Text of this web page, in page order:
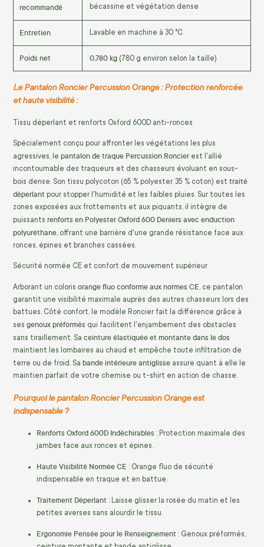
recommandé
bécassine et végétation dense
Entretien Lavable en machine à 30 °C
Poids net 0,780 kg (780 g environ selon la taille)
Le Pantalon Roncier Percussion Orange : Protection renforcée
et haute visibilité :
Tissu déperlant et renforts Oxford 600D anti-ronces
Spécialement conçu pour affronter les végétations les plus
agressives, le pantalon de traque Percussion Roncier est l'allié
incontournable des traqueurs et des chasseurs évoluant en sous-
bois dense. Son tissu polycoton (65 % polyester, 35 % coton) est traité
déperlant pour stopper l'humidité et les faibles pluies. Sur toutes les
zones exposées aux frottements et aux piquants, il intègre de
puissants renforts en Polyester Oxford 600 Deniers avec enduction
polyuréthane , offrant une barrière d'une grande résistance face aux
ronces, épines et branches cassées.
Sécurité normée CE et confort de mouvement supérieur
Arborant un coloris orange fluo conforme aux normes CE , ce pantalon
garantit une visibilité maximale auprès des autres chasseurs lors des
battues. Côté confort, le modèle Roncier fait la différence grâce à
ses genoux préformés qui facilitent l'enjambement des obstacles
sans tiraillement. Sa ceinture élastiquée et montante dans le dos
maintient les lombaires au chaud et empêche toute infiltration de
terre ou de froid. Sa bande intérieure antiglisse assure quant à elle le
maintien parfait de votre chemise ou t-shirt en action de chasse.
Pourquoi le pantalon Roncier Percussion Orange est
indispensable ?
Renforts Oxford 600D Indéchirables : Protection maximale des
jambes face aux ronces et épines.
Haute Visibilité Normée CE : Orange fluo de sécurité
indispensable en traque et en battue.
Traitement Déperlant : Laisse glisser la rosée du matin et les
petites averses sans alourdir le tissu.
Ergonomie Pensée pour le Renseignement : Genoux préformés,